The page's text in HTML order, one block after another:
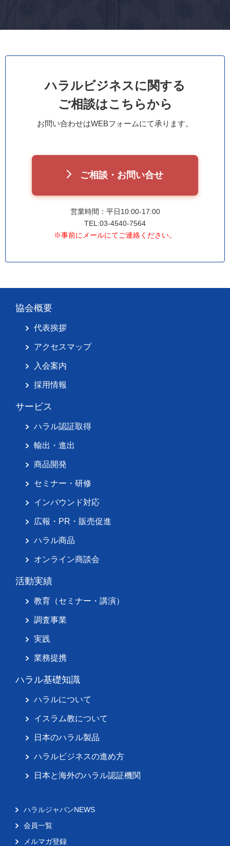
ハラルビジネスに関する
ご相談はこちらから
お問い合わせはWEBフォームにて承ります。
ご相談・お問い合せ
営業時間：平日10:00-17:00
TEL:03-4540-7564
※事前にメールにてご連絡ください。
協会概要
代表挨拶
アクセスマップ
入会案内
採用情報
サービス
ハラル認証取得
輸出・進出
商品開発
セミナー・研修
インバウンド対応
広報・PR・販売促進
ハラル商品
オンライン商談会
活動実績
教育（セミナー・講演）
調査事業
実践
業務提携
ハラル基礎知識
ハラルについて
イスラム教について
日本のハラル製品
ハラルビジネスの進め方
日本と海外のハラル認証機関
ハラルジャパンNEWS
会員一覧
メルマガ登録